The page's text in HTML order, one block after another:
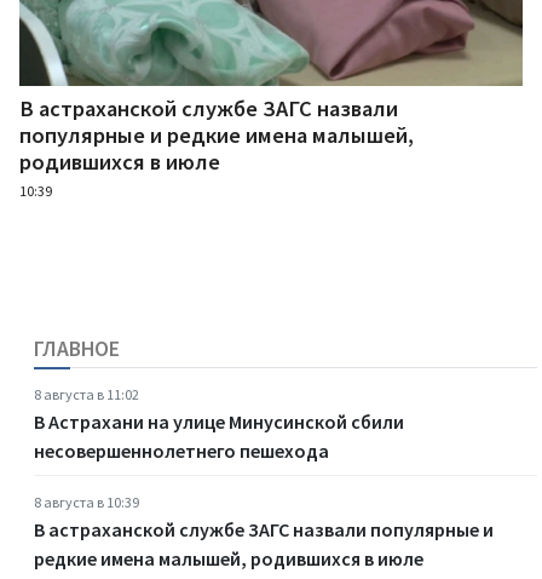
В астраханской службе ЗАГС назвали
популярные и редкие имена малышей,
родившихся в июле
10:39
ГЛАВНОЕ
8 августа в 11:02
В Астрахани на улице Минусинской сбили
несовершеннолетнего пешехода
8 августа в 10:39
В астраханской службе ЗАГС назвали популярные и
редкие имена малышей, родившихся в июле